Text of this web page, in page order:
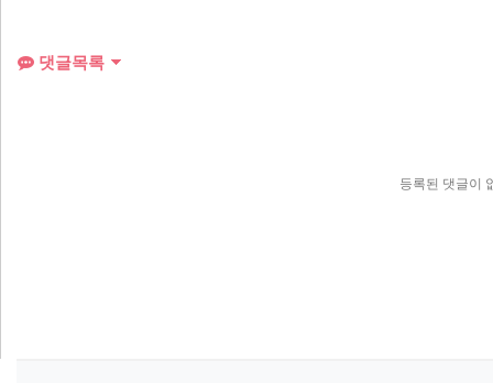
댓글목록
등록된 댓글이